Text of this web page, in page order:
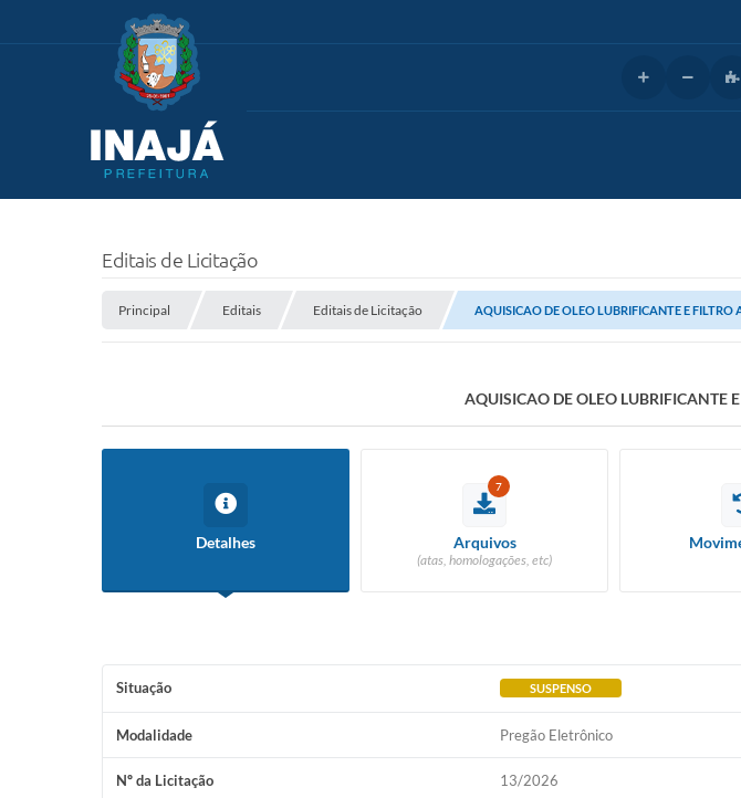
Editais de Licitação
Principal Editais Editais de Licitação AQUISICAO DE OLEO LUBRIFICANTE E
AQUISICAO DE OLEO LUBRIFICANTE
Detalhes
7
Arquivos
(atas, homologações, etc)
Situação SUSPENSO
Modalidade Pregão Eletrônico
Nº da Licitação 13/2026